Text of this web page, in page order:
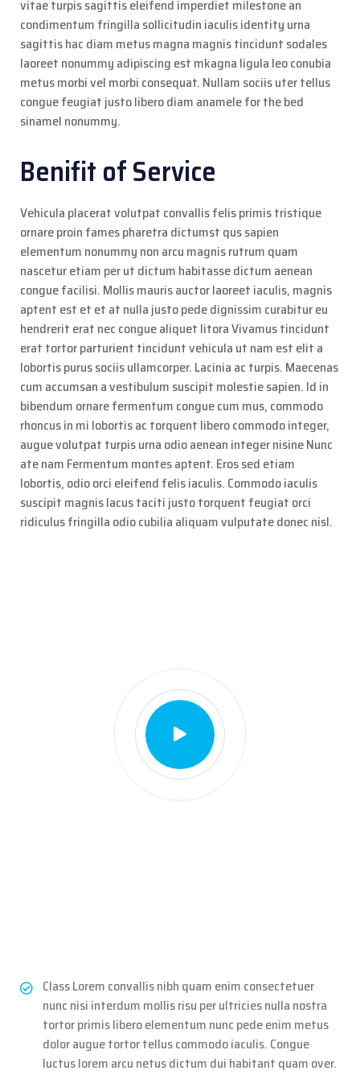
vitae turpis sagittis eleifend imperdiet milestone an
condimentum fringilla sollicitudin iaculis identity urna
sagittis hac diam metus magna magnis tincidunt sodales
laoreet nonummy adipiscing est mkagna ligula leo conubia
metus morbi vel morbi consequat. Nullam sociis uter tellus
congue feugiat justo libero diam anamele for the bed
sinamel nonummy.
Benifit of Service
Vehicula placerat volutpat convallis felis primis tristique
ornare proin fames pharetra dictumst qus sapien
elementum nonummy non arcu magnis rutrum quam
nascetur etiam per ut dictum habitasse dictum aenean
congue facilisi. Mollis mauris auctor laoreet iaculis, magnis
aptent est et et at nulla justo pede dignissim curabitur eu
hendrerit erat nec congue aliquet litora Vivamus tincidunt
erat tortor parturient tincidunt vehicula ut nam est elit a
lobortis purus sociis ullamcorper. Lacinia ac turpis. Maecenas
cum accumsan a vestibulum suscipit molestie sapien. Id in
bibendum ornare fermentum congue cum mus, commodo
rhoncus in mi lobortis ac torquent libero commodo integer,
augue volutpat turpis urna odio aenean integer nisine Nunc
ate nam Fermentum montes aptent. Eros sed etiam
lobortis, odio orci eleifend felis iaculis. Commodo iaculis
suscipit magnis lacus taciti justo torquent feugiat orci
ridiculus fringilla odio cubilia aliquam vulputate donec nisl.
Class Lorem convallis nibh quam enim consectetuer
nunc nisi interdum mollis risu per ultricies nulla nostra
tortor primis libero elementum nunc pede enim metus
dolor augue tortor tellus commodo iaculis. Congue
luctus lorem arcu netus dictum dui habitant quam over.